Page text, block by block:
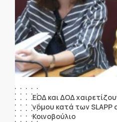
ΕΟΔ και ΔΟΔ
νόμου κατά των SLAPP
Κοινοβούλιο